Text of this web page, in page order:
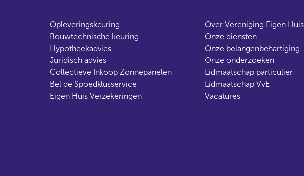
Opleveringskeuring
Bouwtechnische keuring
Hypotheekadvies
Juridisch advies
Collectieve Inkoop Zonnepanelen
Bel de Spoedklusservice
Eigen Huis Verzekeringen
Over Vereniging Eigen Huis
Onze diensten
Onze belangenbehartiging
Onze onderzoeken
Lidmaatschap particulier
Lidmaatschap VvE
Vacatures